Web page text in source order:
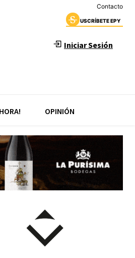
Contacto
USCRÍBETE EPY
Iniciar Sesión
OPINIÓN